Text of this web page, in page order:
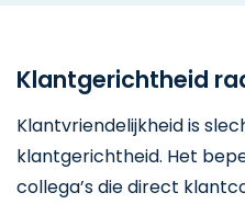
Klantgerichtheid
Klantvriendelijkheid is
klantgerichtheid. Het
collega’s die direct